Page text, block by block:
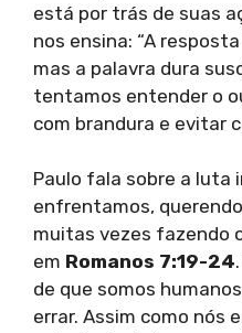
está por trás de suas
nos ensina: “A
mas a palavra dura
tentamos entender o
com brandura e evitar
Paulo fala sobre a luta
enfrentamos,
muitas vezes fazendo
em Romanos 7:19-24
de que somos
errar. Assim como nós